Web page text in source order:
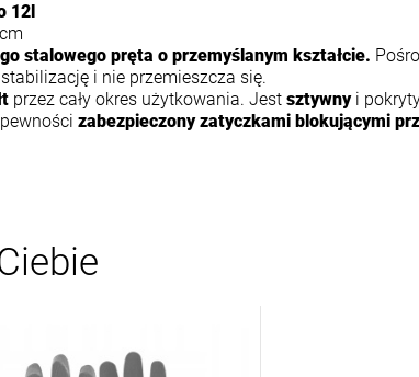
12l
stalowego pręta o przemyślanym kształcie.
i nie przemieszcza się.
przez cały okres użytkowania. Jest sztywnyi
zabezpieczony zatyczkami blokującymi